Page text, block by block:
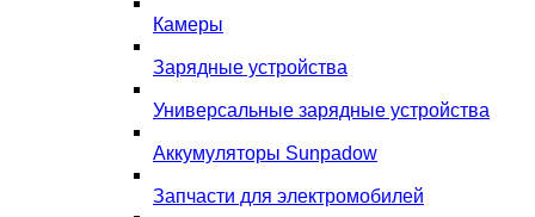
Камеры
Зарядные устройства
Универсальные зарядные устройства
Аккумуляторы Sunpadow
Запчасти для электромобилей